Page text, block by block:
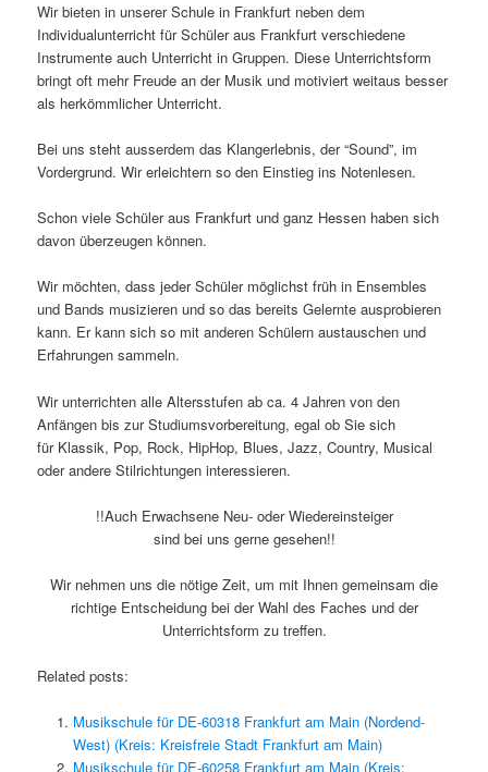
Wir bieten in unserer Schule in Frankfurt neben dem
Individualunterricht für Schüler aus Frankfurt verschiedene
Instrumente auch Unterricht in Gruppen. Diese Unterrichtsform
bringt oft mehr Freude an der Musik und motiviert weitaus besser
als herkömmlicher Unterricht.
Bei uns steht ausserdem das Klangerlebnis, der “Sound”, im
Vordergrund. Wir erleichtern so den Einstieg ins Notenlesen.
Schon viele Schüler aus Frankfurt und ganz Hessen haben sich
davon überzeugen können.
Wir möchten, dass jeder Schüler möglichst früh in Ensembles
und Bands musizieren und so das bereits Gelernte ausprobieren
kann. Er kann sich so mit anderen Schülern austauschen und
Erfahrungen sammeln.
Wir unterrichten alle Altersstufen ab ca. 4 Jahren von den
Anfängen bis zur Studiumsvorbereitung, egal ob Sie sich
für Klassik, Pop, Rock, HipHop, Blues, Jazz, Country, Musical
oder andere Stilrichtungen interessieren.
!!Auch Erwachsene Neu- oder Wiedereinsteiger
sind bei uns gerne gesehen!!
Wir nehmen uns die nötige Zeit, um mit Ihnen gemeinsam die
richtige Entscheidung bei der Wahl des Faches und der
Unterrichtsform zu treffen.
Related posts:
Musikschule für DE-60318 Frankfurt am Main (Nordend-
West) (Kreis: Kreisfreie Stadt Frankfurt am Main)
Musikschule für DE-60258 Frankfurt am Main (Kreis: